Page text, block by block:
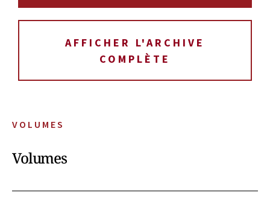
VOLUMES
Volumes
AFFICHER L'ARCHIVE
COMPLÈTE